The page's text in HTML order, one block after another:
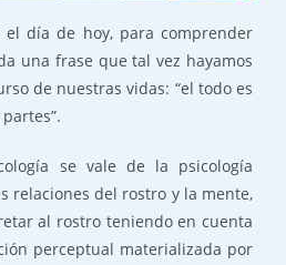
día de hoy, para comprender
una frase que tal vez hayamos
de nuestras vidas: “el todo es
se vale de la psicología
relaciones del rostro y la mente,
al rostro teniendo en cuenta
perceptual materializada por